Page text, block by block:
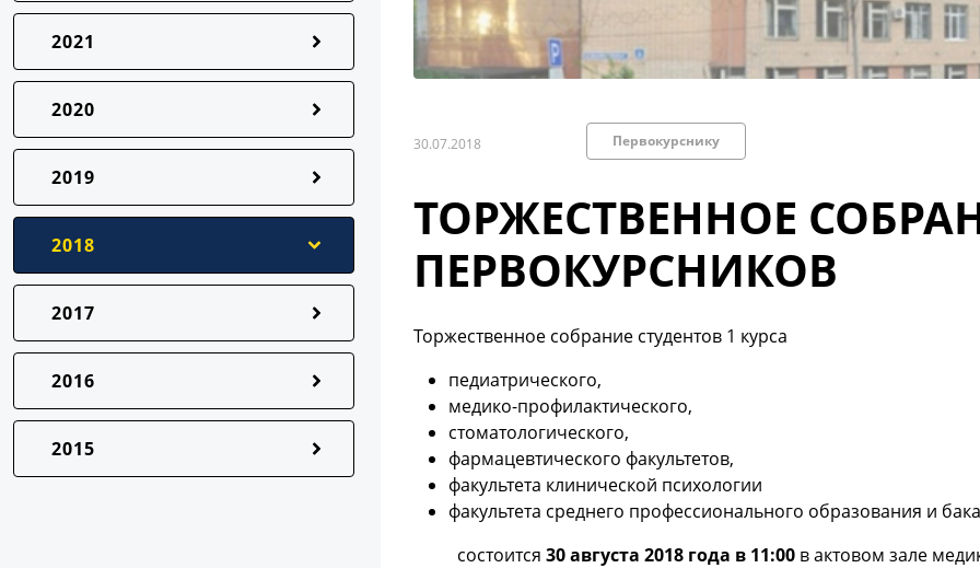
2021
2020
2019
2018
2017
2016
2015
30.07.2018 Первокурснику
ТОРЖЕСТВЕННОЕ
ПЕРВОКУРСНИКОВ
Торжественное собрание студентов 1 курса
педиатрического,
медико-профилактического,
стоматологического,
фармацевтического факультетов,
факультета клинической психологии
факультета среднего профессионального образования и
состоится 30 августа 2018 года в 11:00 в актовом зале